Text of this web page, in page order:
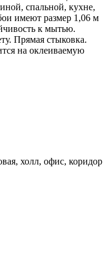
спальной, кухне,
имеют размер 1,06 м
к мытью.
Прямая стыковка.
на оклеиваемую
холл, офис, коридор